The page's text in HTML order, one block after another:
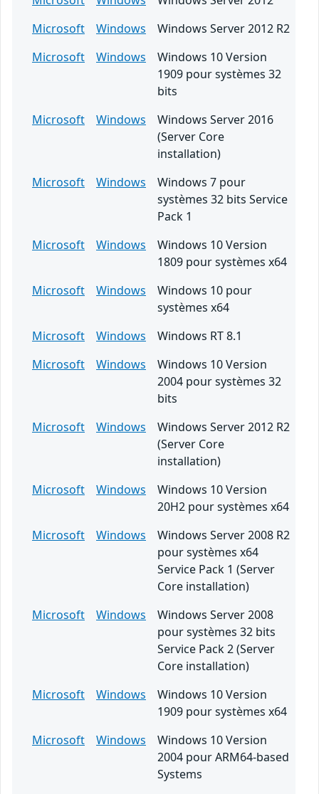
Microsoft
Windows
Windows Server 2012 R2
Microsoft
Windows
Windows 10 Version
1909 pour systèmes 32
bits
Microsoft
Windows
Windows Server 2016
(Server Core
installation)
Microsoft
Windows
Windows 7 pour
systèmes 32 bits Service
Pack 1
Microsoft
Windows
Windows 10 Version
1809 pour systèmes x64
Microsoft
Windows
Windows 10 pour
systèmes x64
Microsoft
Windows
Windows RT 8.1
Microsoft
Windows
Windows 10 Version
2004 pour systèmes 32
bits
Microsoft
Windows
Windows Server 2012 R2
(Server Core
installation)
Microsoft
Windows
Windows 10 Version
20H2 pour systèmes x64
Microsoft
Windows
Windows Server 2008 R2
pour systèmes x64
Service Pack 1 (Server
Core installation)
Microsoft
Windows
Windows Server 2008
pour systèmes 32 bits
Service Pack 2 (Server
Core installation)
Microsoft
Windows
Windows 10 Version
1909 pour systèmes x64
Microsoft
Windows
Windows 10 Version
2004 pour ARM64-based
Systems